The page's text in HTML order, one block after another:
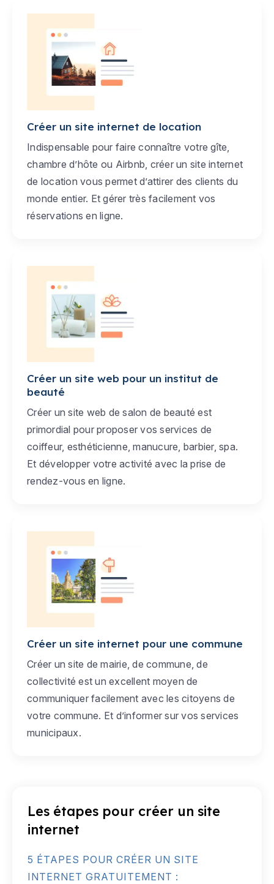
Créer un site internet de location
Indispensable pour faire connaître votre gîte,
chambre d’hôte ou Airbnb, créer un site internet
de location vous permet d’attirer des clients du
monde entier. Et gérer très facilement vos
réservations en ligne.
Créer un site web pour un institut de
beauté
Créer un site web de salon de beauté est
primordial pour proposer vos services de
coiffeur, esthéticienne, manucure, barbier, spa.
Et développer votre activité avec la prise de
rendez-vous en ligne.
Créer un site internet pour une commune
Créer un site de mairie, de commune, de
collectivité est un excellent moyen de
communiquer facilement avec les citoyens de
votre commune. Et d’informer sur vos services
municipaux.
Les étapes pour créer un site
internet
5 ÉTAPES POUR CRÉER UN SITE
INTERNET GRATUITEMENT :